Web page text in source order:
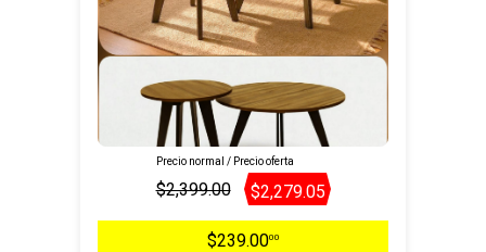
Precio normal / Precio oferta
$2,399.00 $2,279.05
$239.0000